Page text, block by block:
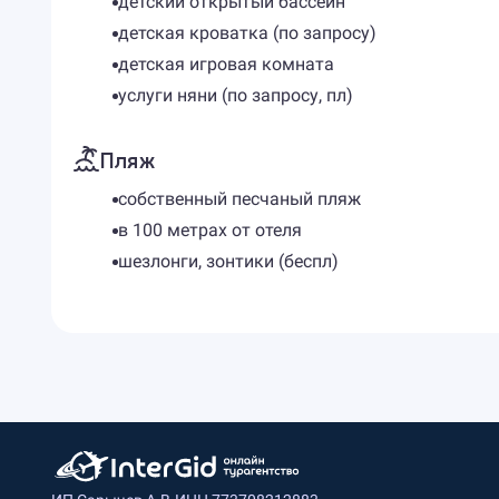
детская кроватка (по запросу)
детская игровая комната
услуги няни (по запросу, пл)
Пляж
собственный песчаный пляж
в 100 метрах от отеля
шезлонги, зонтики (беспл)